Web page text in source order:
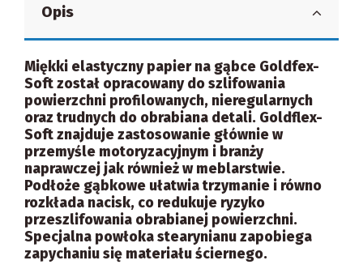
Opis
Miękki elastyczny papier na gąbce Goldfex-
Soft został opracowany do szlifowania
powierzchni profilowanych, nieregularnych
oraz trudnych do obrabiana detali. Goldflex-
Soft znajduje zastosowanie głównie w
przemyśle motoryzacyjnym i branży
naprawczej jak również w meblarstwie.
Podłoże gąbkowe ułatwia trzymanie i równo
rozkłada nacisk, co redukuje ryzyko
przeszlifowania obrabianej powierzchni.
Specjalna powłoka stearynianu zapobiega
zapychaniu się materiału ściernego.